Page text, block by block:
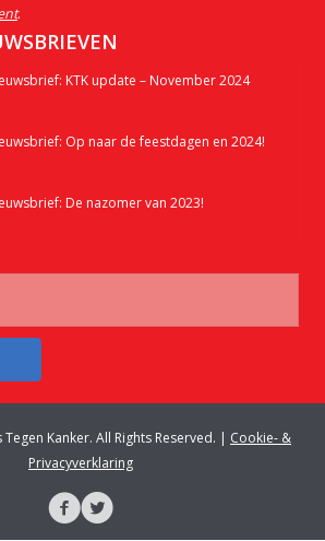
.
KTK update – November 2024
Op naar de feestdagen en 2024!
De nazomer van 2023!
Kanker. All Rights Reserved. | Cookie- &
Privacyverklaring